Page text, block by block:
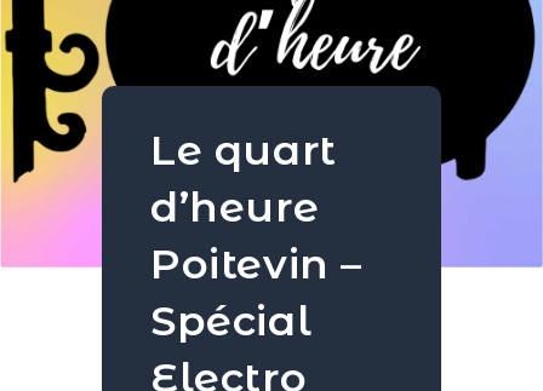
Le quart
d’heure
Poitevin –
Spécial
Electro